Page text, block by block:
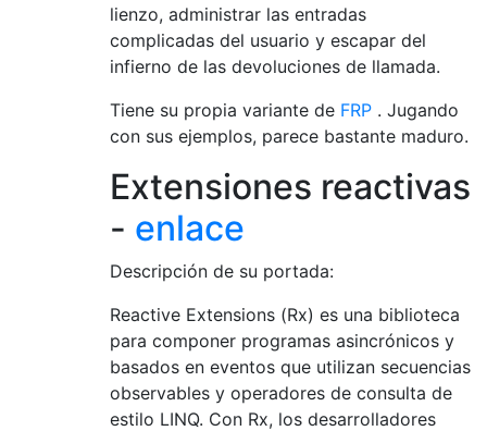
lienzo, administrar las entradas
complicadas del usuario y escapar del
infierno de las devoluciones de llamada.
Tiene su propia variante de FRP . Jugando
con sus ejemplos, parece bastante maduro.
Extensiones reactivas
- enlace
Descripción de su portada:
Reactive Extensions (Rx) es una biblioteca
para componer programas asincrónicos y
basados ​​en eventos que utilizan secuencias
observables y operadores de consulta de
estilo LINQ. Con Rx, los desarrolladores